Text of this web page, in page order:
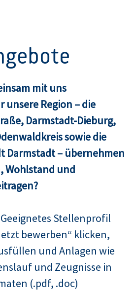
mit uns
Region – die
Darmstadt-Dieburg,
sowie die
Darmstadt – übernehmen
Wohlstand und
Geeignetes Stellenprofil
bewerben“ klicken,
und Anlagen wie
und Zeugnisse in
(.pdf, .doc)